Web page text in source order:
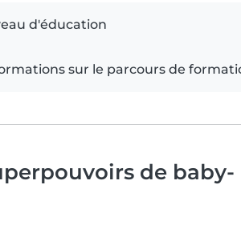
d'éducation
sur le parcours de
de baby-